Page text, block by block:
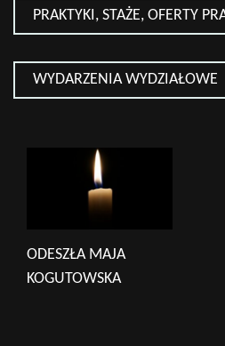
PRAKTYKI, STAŻE, OFERTY
WYDARZENIA WYDZIAŁOWE
ODESZŁA MAJA
KOGUTOWSKA